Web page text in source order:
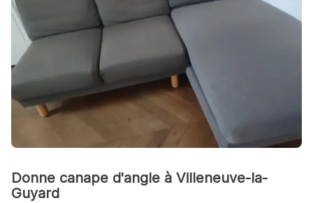
Donne canape d'angle à Villeneuve-la-
Guyard